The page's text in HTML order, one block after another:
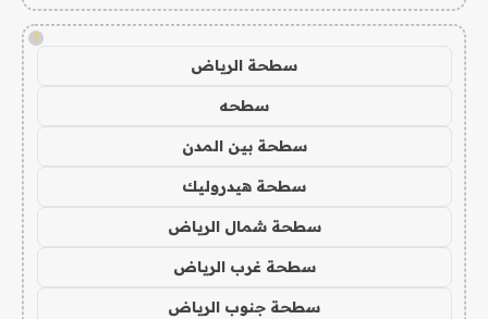
!
سطحة الرياض
سطحه
سطحة بين المدن
سطحة هيدروليك
سطحة شمال الرياض
سطحة غرب الرياض
سطحة جنوب الرياض